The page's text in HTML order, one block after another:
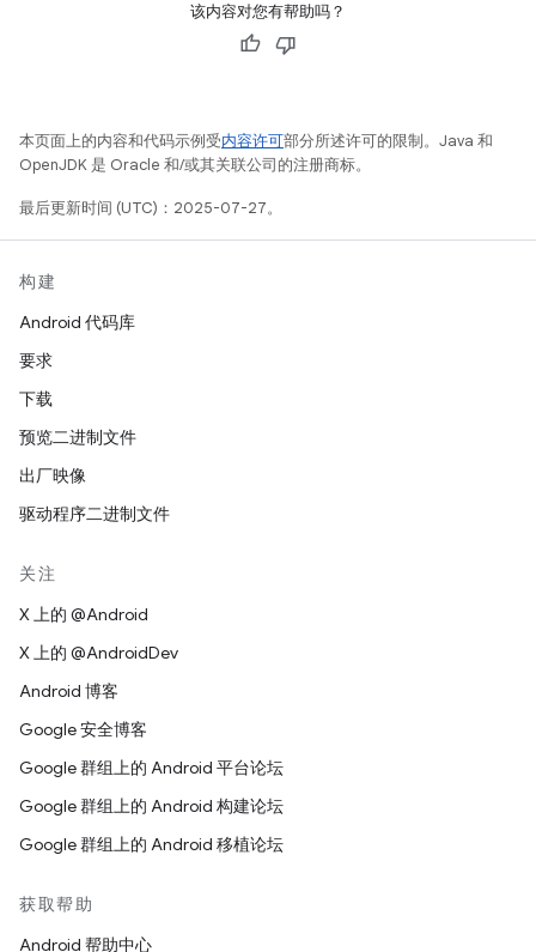
该内容对您有帮助吗？
本页面上的内容和代码示例受内容许可部分所述许可的限制。Java 和
OpenJDK 是 Oracle 和/或其关联公司的注册商标。
最后更新时间 (UTC)：2025-07-27。
构建
Android 代码库
要求
下载
预览二进制文件
出厂映像
驱动程序二进制文件
关注
X 上的 @Android
X 上的 @AndroidDev
Android 博客
Google 安全博客
Google 群组上的 Android 平台论坛
Google 群组上的 Android 构建论坛
Google 群组上的 Android 移植论坛
获取帮助
Android 帮助中心